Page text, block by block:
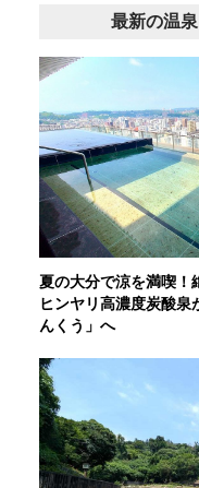
最新の温
夏の大分で涼を満喫！
ヒンヤリ高濃度炭酸泉
んくう」へ